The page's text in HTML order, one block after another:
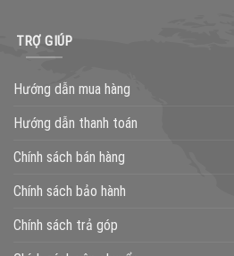
TRỢ GIÚP
Hướng dẫn mua hàng
Hướng dẫn thanh toán
Chính sách bán hàng
Chính sách bảo hành
Chính sách trả góp